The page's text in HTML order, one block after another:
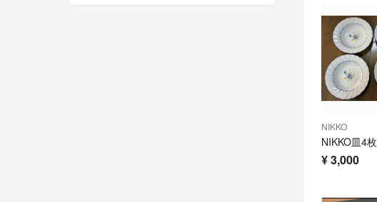
NIKKO
NIKKO皿4枚
¥3,000